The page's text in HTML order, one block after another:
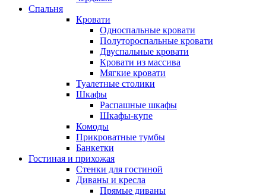
Спальня
Кровати
Односпальные кровати
Полутороспальные кровати
Двуспальные кровати
Кровати из массива
Мягкие кровати
Туалетные столики
Шкафы
Распашные шкафы
Шкафы-купе
Комоды
Прикроватные тумбы
Банкетки
Гостиная и прихожая
Стенки для гостиной
Диваны и кресла
Прямые диваны